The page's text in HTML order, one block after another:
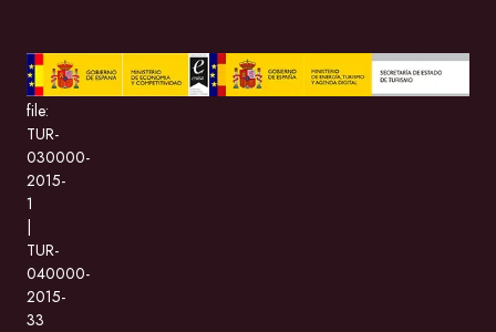
BeMate.com
con
file:
TUR-
030000-
2015-
1
|
TUR-
040000-
2015-
33